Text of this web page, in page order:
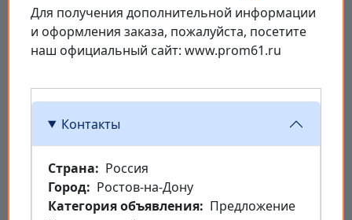
Для получения дополнительной информации
и оформления заказа, пожалуйста, посетите
наш официальный сайт: www.prom61.ru
Контакты
Страна
Россия
Город
Ростов-на-Дону
Категория объявления
Предложение